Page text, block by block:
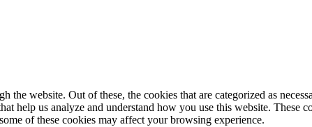
website. Out of these, the cookies that are categorized as
help us analyze and understand how you use this website.
of these cookies may affect your browsing experience.